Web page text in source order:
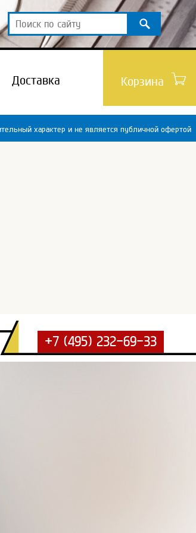
Доставка Корзина
характер и не является публичной офертой
+7 (495) 232-69-33